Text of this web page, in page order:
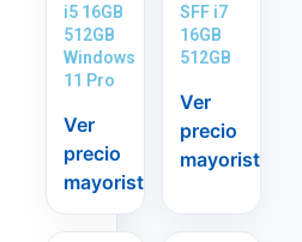
i5 16GB
512GB
Windows
11 Pro
Ver
precio
mayorista
SFF i7
16GB
512GB
Ver
precio
mayorista